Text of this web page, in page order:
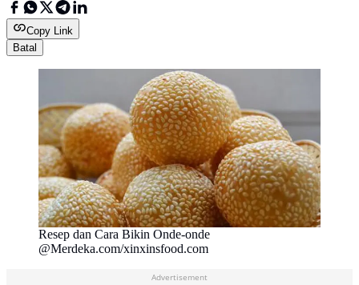
Copy Link
Batal
Resep dan Cara Bikin Onde-onde
@Merdeka.com/xinxinsfood.com
Advertisement